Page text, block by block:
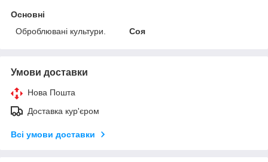
Основні
Оброблювані культури.
Соя
Умови доставки
Нова Пошта
Доставка кур'єром
Всі умови доставки